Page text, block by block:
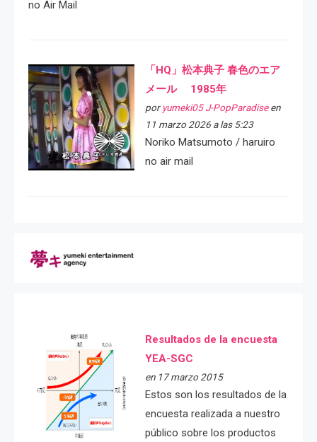
no Air Mail
「HQ」松本典子 春色のエア
メール 1985年
por yumeki05 J-PopParadiseen
11 marzo 2026 a las 5:23
Noriko Matsumoto / haruiro
no air mail
Resultados de la encuesta
YEA-SGC
en 17 marzo 2015
Estos son los resultados de la
encuesta realizada a nuestro
público sobre los productos